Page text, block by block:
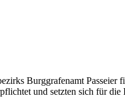
Burggrafenamt
und setzten sich für